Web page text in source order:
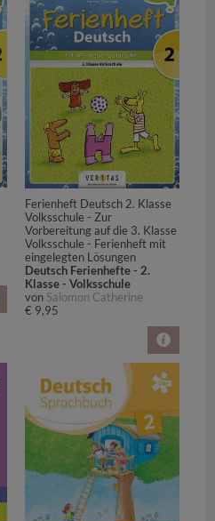
Ferienheft Deutsch 2. Klasse
Volksschule - Zur
Vorbereitung auf die 3. Klasse
Volksschule - Ferienheft mit
eingelegten Lösungen
Deutsch Ferienhefte - 2.
Klasse - Volksschule
von Salomon Catherine
€ 9,95